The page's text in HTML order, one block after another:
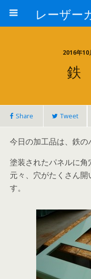
2016年
鉄
Share Tweet
今日の加工品は、鉄の
塗装されたパネルに角
元々、穴がたくさん
す。